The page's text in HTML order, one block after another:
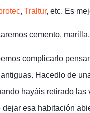
, Traltur, etc. Es
cemento,
complicarlo
Hacedlo de
hayáis retirado
esa habitación